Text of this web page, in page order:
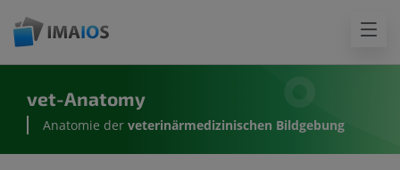
vet-Anatomy
Anatomie der veterinärmedizinischen Bildgebung